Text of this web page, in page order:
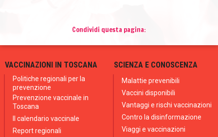
Condividi questa pagina:
VACCINAZIONI IN TOSCANA
Politiche regionali per la
prevenzione
Prevenzione vaccinale in
Toscana
Il calendario vaccinale
Report regionali
SCIENZA E CONOSCENZA
Malattie prevenibili
Vaccini disponibili
Vantaggi e rischi vaccinazioni
Contro la disinformazione
Viaggi e vaccinazioni